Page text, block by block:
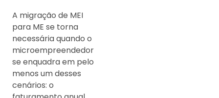
A migração de MEI
para ME se torna
necessária quando o
microempreendedor
se enquadra em pelo
menos um desses
cenários: o